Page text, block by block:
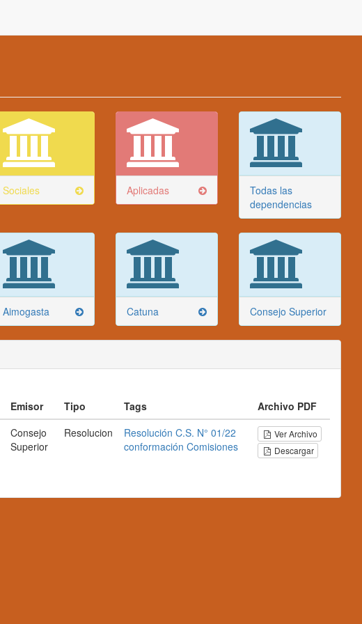
Sociales Aplicadas
Todas las
dependencias
Aimogasta Catuna Consejo Superior
Emisor Tipo Tags
Archivo PDF
Consejo
Superior
Resolucion
Resolución C.S. N° 01/22
conformación Comisiones
Ver Archivo
Descargar